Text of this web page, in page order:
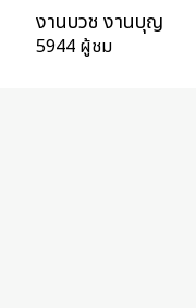
งานบวช งานบุญ
5944 ผู้ชม